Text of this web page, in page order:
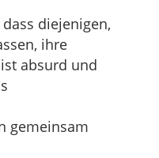
diejenigen,
ihre
absurd und
gemeinsam